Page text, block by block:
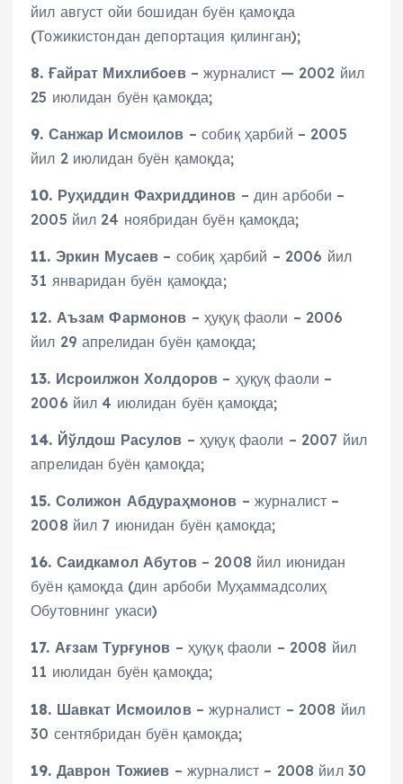
йил август ойи бошидан буён қамоқда
(Тожикистондан депортация қилинган);
8. Ғайрат Михлибоев– журналист — 2002 йил
25 июлидан буён қамоқда;
9. Санжар Исмоилов – собиқ ҳарбий – 2005
йил 2 июлидан буён қамоқда;
10. Руҳиддин Фахриддинов – дин арбоби –
2005 йил 24 ноябридан буён қамоқда;
11. Эркин Мусаев – собиқ ҳарбий – 2006 йил
31 январидан буён қамоқда;
12. Аъзам Фармонов – ҳуқуқ фаоли – 2006
йил 29 апрелидан буён қамоқда;
13. Исроилжон Холдоров – ҳуқуқ фаоли –
2006 йил 4 июлидан буён қамоқда;
14. Йўлдош Расулов – ҳуқуқ фаоли – 2007 йил
апрелидан буён қамоқда;
15. Солижон Абдураҳмонов – журналист –
2008 йил 7 июнидан буён қамоқда;
16. Саидкамол Абутов– 2008 йил июнидан
буён қамоқда (дин арбоби Муҳаммадсолиҳ
Обутовнинг укаси)
17. Ағзам Турғунов – ҳуқуқ фаоли – 2008 йил
11 июлидан буён қамоқда;
18. Шавкат Исмоилов– журналист – 2008 йил
30 сентябридан буён қамоқда;
19. Даврон Тожиев – журналист – 2008 йил 30